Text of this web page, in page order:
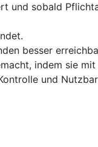
und sobald
besser
indem sie
und